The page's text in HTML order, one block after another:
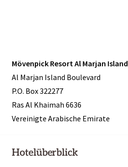
Mövenpick Resort Al Marjan Island
Al Marjan Island Boulevard
P.O. Box 322277
Ras Al Khaimah 6636
Vereinigte Arabische Emirate
Hotelüberblick